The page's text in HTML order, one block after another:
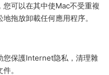
可以在其中使Mac不受重複
拖放卸載任何應用程序。
您保護Internet隐私，清理雜
。